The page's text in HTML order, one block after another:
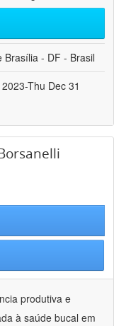
Brasília - DF - Brasil
Thu Dec 31
produtiva e
à saúde bucal em